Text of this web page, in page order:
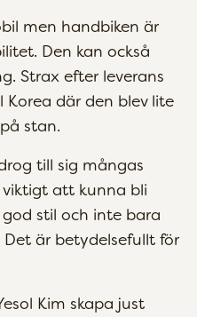
men handbiken är
Den kan också
Strax efter leverans
där den blev lite
stan.
till sig mångas
att kunna bli
stil och inte bara
är betydelsefullt för
Kim skapa just